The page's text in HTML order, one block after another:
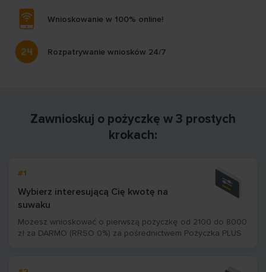
Wnioskowanie w 100% online!
Rozpatrywanie wniosków 24/7
Zawnioskuj o pożyczkę w 3 prostych
krokach:
#1
Wybierz interesującą Cię kwotę na
suwaku
Możesz wnioskować o pierwszą pożyczkę od 2100 do 8000
zł za DARMO (RRSO 0%) za pośrednictwem Pożyczka PLUS